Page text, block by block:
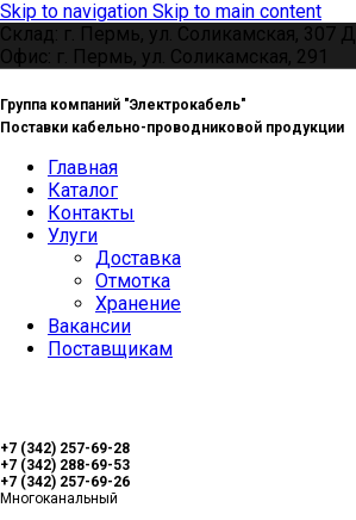
Skip to navigation Skip to main content
Склад: г. Пермь, ул. Соликамская, 307 Д
Офис: г. Пермь, ул. Соликамская, 291
Группа компаний "Электрокабель"
Поставки кабельно-проводниковой продукции
Главная
Каталог
Контакты
Улуги
Доставка
Отмотка
Хранение
Вакансии
Поставщикам
+7 (342) 257-69-28
+7 (342) 288-69-53
+7 (342) 257-69-26
Многоканальный